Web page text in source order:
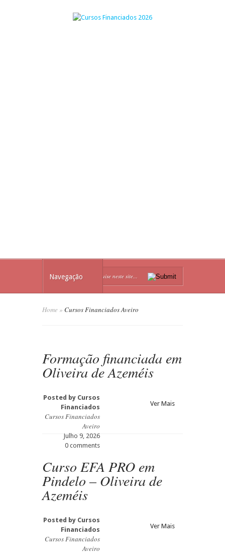
Navegação
Home » Cursos Financiados Aveiro
Formação financiada em
Oliveira de Azeméis
Posted by Cursos
Financiados
Cursos Financiados
Aveiro
Julho 9, 2026
0 comments
Ver Mais
Curso EFA PRO em
Pindelo – Oliveira de
Azeméis
Posted by Cursos
Financiados
Cursos Financiados
Aveiro
Ver Mais